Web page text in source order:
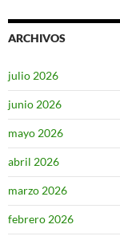
ARCHIVOS
julio 2026
junio 2026
mayo 2026
abril 2026
marzo 2026
febrero 2026